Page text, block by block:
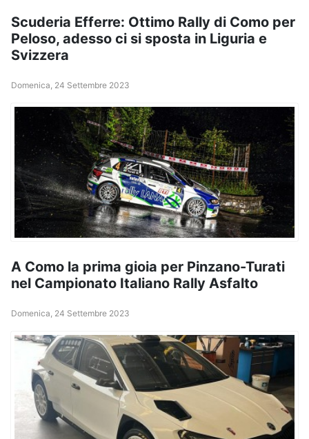
Scuderia Efferre: Ottimo Rally di Como per
Peloso, adesso ci si sposta in Liguria e
Svizzera
Domenica, 24 Settembre 2023
A Como la prima gioia per Pinzano-Turati
nel Campionato Italiano Rally Asfalto
Domenica, 24 Settembre 2023